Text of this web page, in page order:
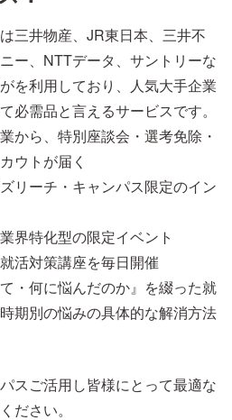
三井物産、JR東日本、三井不
ー、NTTデータ、サントリーな
を利用しており、人気大手企業
必需品と言えるサービスです。
から、特別座談会・選考免除・
ウトが届く
リーチ・キャンパス限定のイン
界特化型の限定イベント
活対策講座を毎日開催
・何に悩んだのか』を綴った就
期別の悩みの具体的な解消方法
スご活用し皆様にとって最適な
ださい。